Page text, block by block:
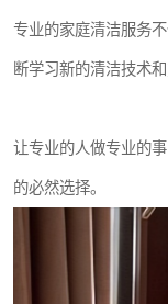
专业的家庭清洁服务
断学习新的清洁技术
让专业的人做专业的
的必然选择。